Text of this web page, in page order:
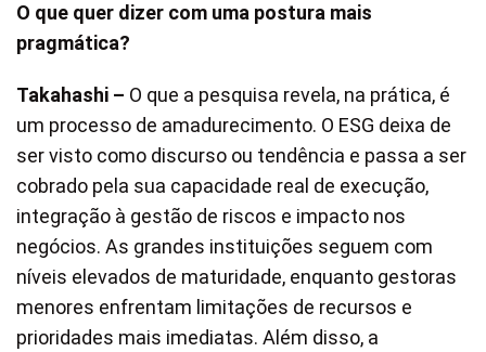
O que quer dizer com uma postura mais
pragmática?
Takahashi – O que a pesquisa revela, na prática, é
um processo de amadurecimento. O ESG deixa de
ser visto como discurso ou tendência e passa a ser
cobrado pela sua capacidade real de execução,
integração à gestão de riscos e impacto nos
negócios. As grandes instituições seguem com
níveis elevados de maturidade, enquanto gestoras
menores enfrentam limitações de recursos e
prioridades mais imediatas. Além disso, a